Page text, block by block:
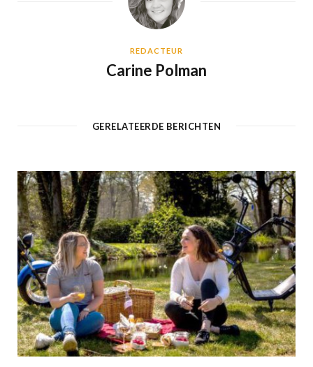
REDACTEUR
Carine Polman
GERELATEERDE BERICHTEN